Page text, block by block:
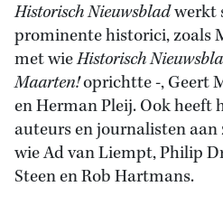
Historisch Nieuwsbladwerkt
prominente historici, zoals
met wieHistorisch
Maarten!oprichtte -, Geert
en Herman Pleij. Ook heeft
auteurs en journalisten
wie Ad van Liempt, Philip
Steen en Rob Hartmans.